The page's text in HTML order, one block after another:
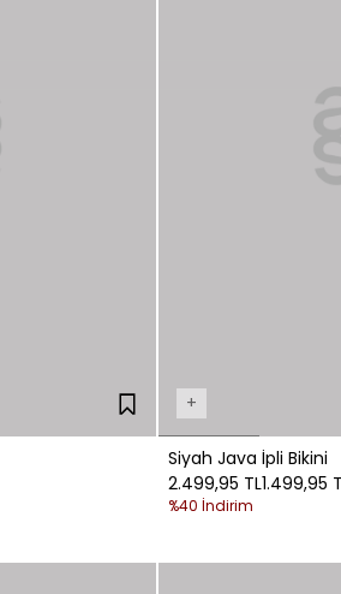
+
Siyah Java İpli Bikini
2.499,95 TL1.499,95
%40 İndirim